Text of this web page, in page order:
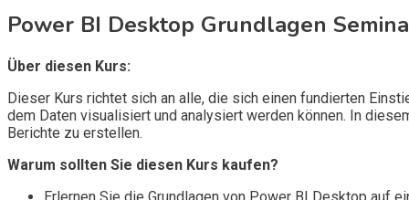
Power BI Desktop Grundlagen
Über diesen Kurs:
Dieser Kurs richtet sich an alle, die sich einen fundierten
dem Daten visualisiert und analysiert werden können. In
Berichte zu erstellen.
Warum sollten Sie diesen Kurs kaufen?